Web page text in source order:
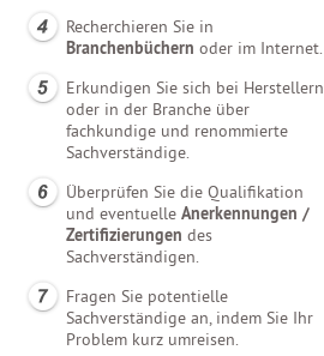
Recherchieren Sie in
Branchenbüchern oder im Internet.
Erkundigen Sie sich bei Herstellern
oder in der Branche über
fachkundige und renommierte
Sachverständige.
Überprüfen Sie die Qualifikation
und eventuelle Anerkennungen /
Zertifizierungen des
Sachverständigen.
Fragen Sie potentielle
Sachverständige an, indem Sie Ihr
Problem kurz umreisen.